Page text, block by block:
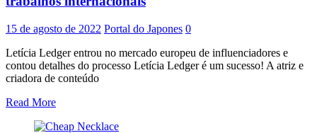
15 de agosto de 2022 Portal do Japones 0
Letícia Ledger entrou no mercado europeu de influenciadores e
contou detalhes do processo Letícia Ledger é um sucesso! A atriz e
criadora de conteúdo
Read More